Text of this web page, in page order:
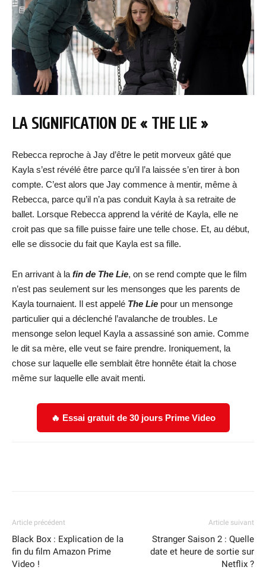
LA SIGNIFICATION DE « THE LIE »
Rebecca reproche à Jay d’être le petit morveux gâté que
Kayla s’est révélé être parce qu’il l’a laissée s’en tirer à bon
compte. C’est alors que Jay commence à mentir, même à
Rebecca, parce qu’il n’a pas conduit Kayla à sa retraite de
ballet. Lorsque Rebecca apprend la vérité de Kayla, elle ne
croit pas que sa fille puisse faire une telle chose. Et, au début,
elle se dissocie du fait que Kayla est sa fille.
En arrivant à la fin de The Lie, on se rend compte que le film
n’est pas seulement sur les mensonges que les parents de
Kayla tournaient. Il est appelé The Lie pour un mensonge
particulier qui a déclenché l’avalanche de troubles. Le
mensonge selon lequel Kayla a assassiné son amie. Comme
le dit sa mère, elle veut se faire prendre. Ironiquement, la
chose sur laquelle elle semblait être honnête était la chose
même sur laquelle elle avait menti.
🔥 Essai gratuit de 30 jours Prime Video
Article précédent
Black Box : Explication de la
fin du film Amazon Prime
Video !
Article suivant
Stranger Saison 2 : Quelle
date et heure de sortie sur
Netflix ?